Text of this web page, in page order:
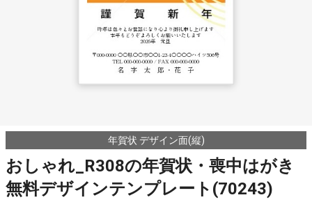
年賀状 デザイン面(縦)
おしゃれ_R308の年賀状・喪中はがき
無料デザインテンプレート(70243)